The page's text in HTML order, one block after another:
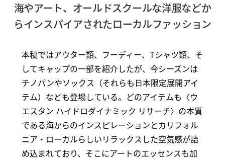
海やアート、オールドスクールな洋服などか
らインスパイアされたローカルファッション
本稿ではアウター類、フーディー、Tシャツ類、そ
してキャップの一部を紹介したが、今シーズンは
チノパンやソックス（それらも日本限定展開アイ
テム）なども登場している。どのアイテムも〈ウ
エスタン ハイドロダイナミック リサーチ〉の本質
である海からのインスピレーションとカリフォル
ニア・ローカルらしいリラックスした空気感が詰
め込まれており、そこにアートのエッセンスも加